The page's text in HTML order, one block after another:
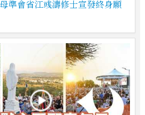
準會省江彧濤修士宣發終身願